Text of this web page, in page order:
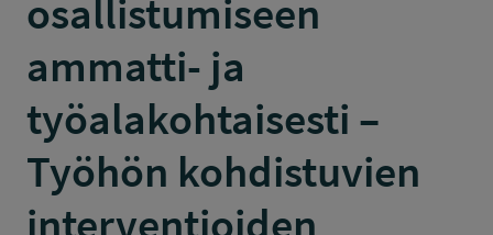
osallistumiseen
ammatti- ja
työalakohtaisesti –
Työhön kohdistuvien
interventioiden